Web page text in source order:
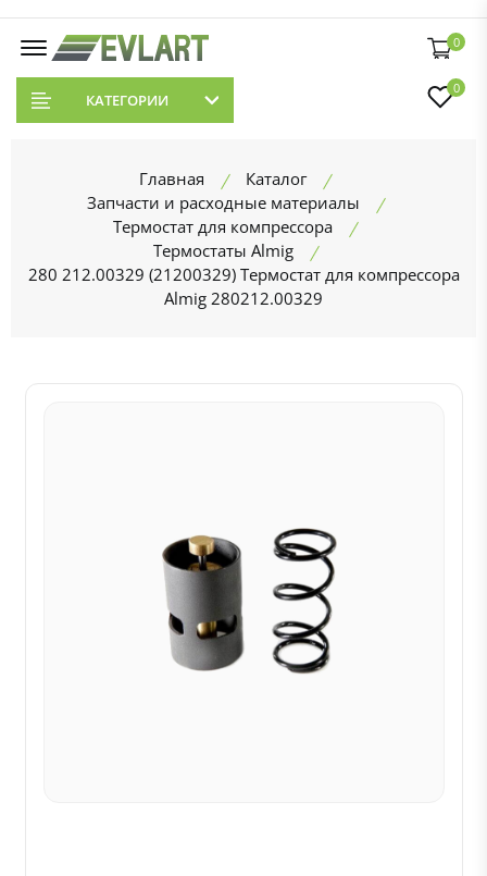
0
КАТЕГОРИИ
0
Главная
Каталог
Запчасти и расходные материалы
Термостат для компрессора
Термостаты Almig
280 212.00329 (21200329) Термостат для компрессора
Almig 280212.00329